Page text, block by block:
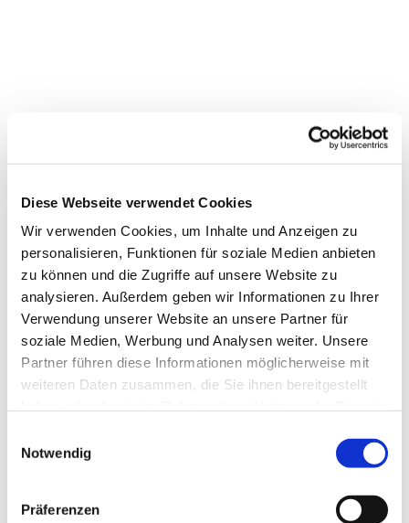
Diese Webseite verwendet Cookies
Wir verwenden Cookies, um Inhalte und Anzeigen zu
personalisieren, Funktionen für soziale Medien anbieten
zu können und die Zugriffe auf unsere Website zu
analysieren. Außerdem geben wir Informationen zu Ihrer
Verwendung unserer Website an unsere Partner für
soziale Medien, Werbung und Analysen weiter. Unsere
Partner führen diese Informationen möglicherweise mit
weiteren Daten zusammen, die Sie ihnen bereitgestellt
Notwendig
Präferenzen
Dies könnte Sie auch
interessieren